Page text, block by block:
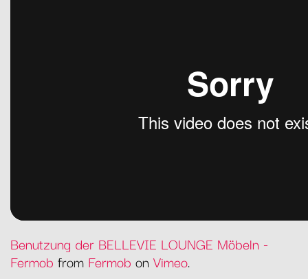
Benutzung der BELLEVIE LOUNGE Möbeln -
Fermob from Fermob on Vimeo.